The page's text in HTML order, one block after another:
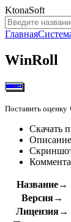
KtonaSoft
Главная
WinRoll
Поставить оценку
Скачать
Название→
Версия→
Лицензия→